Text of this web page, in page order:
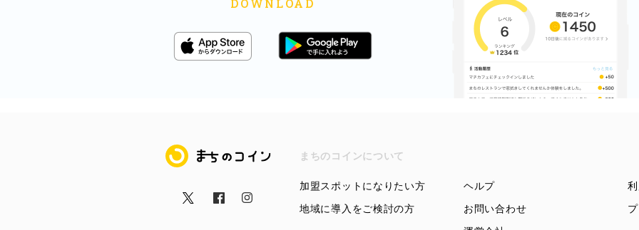
まちのコイン まちのコインについて
加盟スポットになりたい方
地域に導入をご検討の方
ヘルプ
お問い合わせ